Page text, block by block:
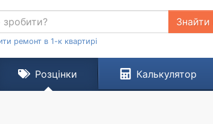
ремонт в 1-к квартирі
Розцінки Калькулятор